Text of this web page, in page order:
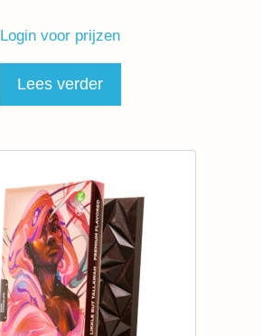
Login voor prijzen
Lees verder